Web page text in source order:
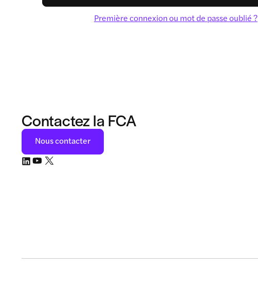
Première connexion ou mot de passe oublié ?
Contactez la FCA
Nous contacter